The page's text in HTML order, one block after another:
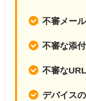
不審メー
不審な添
不審な
デバイス